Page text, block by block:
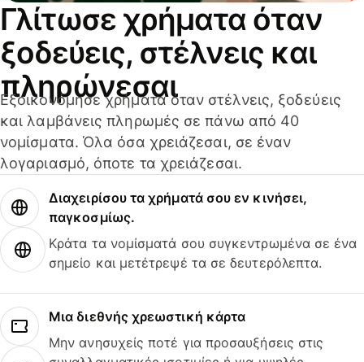
Γλίτωσε χρήματα όταν
ξοδεύεις, στέλνεις και
πληρώνεσαι
Εξοικονόμησε χρήματα όταν στέλνεις, ξοδεύεις
και λαμβάνεις πληρωμές σε πάνω από 40
νομίσματα. Όλα όσα χρειάζεσαι, σε έναν
λογαριασμό, όποτε τα χρειάζεσαι.
Διαχειρίσου τα χρήματά σου εν κινήσει,
παγκοσμίως.
Κράτα τα νομίσματά σου συγκεντρωμένα σε ένα
σημείο και μετέτρεψέ τα σε δευτερόλεπτα.
Μια διεθνής χρεωστική κάρτα
Μην ανησυχείς ποτέ για προσαυξήσεις στις